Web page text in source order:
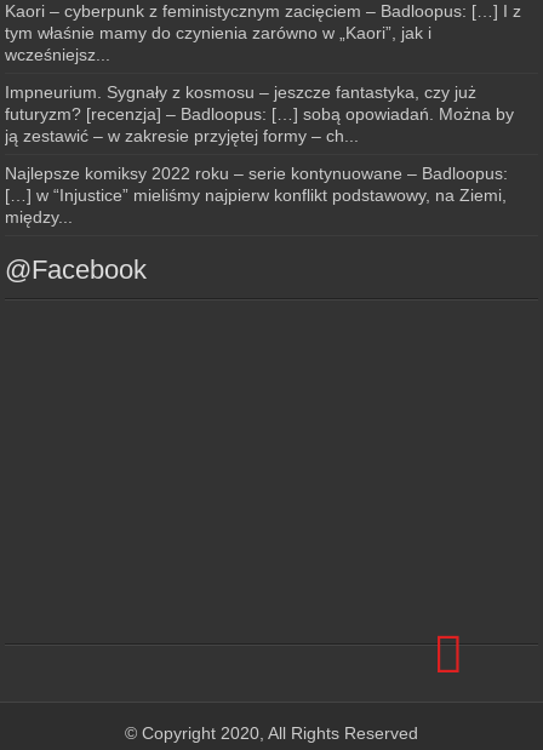
Kaori – cyberpunk z feministycznym zacięciem – Badloopus: […] I z
tym właśnie mamy do czynienia zarówno w „Kaori”, jak i
wcześniejsz...
Impneurium. Sygnały z kosmosu – jeszcze fantastyka, czy już
futuryzm? [recenzja] – Badloopus: […] sobą opowiadań. Można by
ją zestawić – w zakresie przyjętej formy – ch...
Najlepsze komiksy 2022 roku – serie kontynuowane – Badloopus:
[…] w “Injustice” mieliśmy najpierw konflikt podstawowy, na Ziemi,
między...
@Facebook
© Copyright 2020, All Rights Reserved